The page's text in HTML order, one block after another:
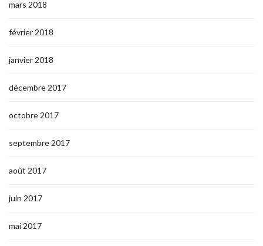
mars 2018
février 2018
janvier 2018
décembre 2017
octobre 2017
septembre 2017
août 2017
juin 2017
mai 2017